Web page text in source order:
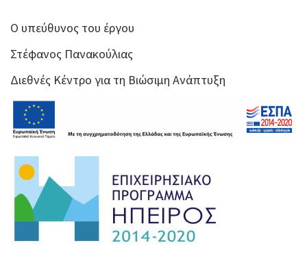
Ο υπεύθυνος του έργου
Στέφανος Πανακούλιας
Διεθνές Κέντρο για τη Βιώσιμη Ανάπτυξη